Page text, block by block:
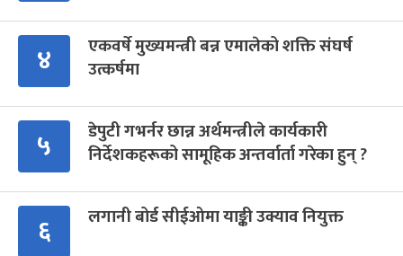
४
एकवर्षे मुख्यमन्त्री बन्न एमालेको शक्ति संघर्ष
उत्कर्षमा
५
डेपुटी गभर्नर छान्न अर्थमन्त्रीले कार्यकारी
निर्देशकहरूको सामूहिक अन्तर्वार्ता गरेका हुन् ?
६ लगानी बोर्ड सीईओमा याङ्की उक्याव नियुक्त